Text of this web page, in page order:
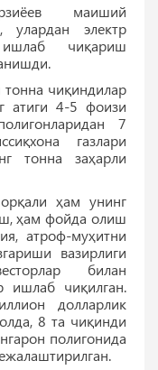
маиший
улардан электр
чиқариш
чиқиндилар
атиги 4-5 фоизи
7
газлари
тонна заҳарли
ҳам унинг
ҳам фойда олиш
атроф-муҳитни
вазирлиги
билан
ишлаб чиқилган.
долларлик
8 та чиқинди
полигонида